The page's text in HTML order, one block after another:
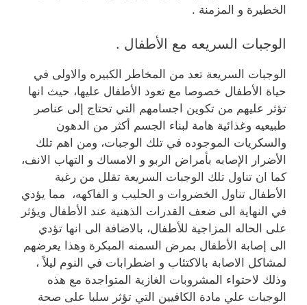
الخطيرة و المزمنة .
الوجبات السريعه مع الأطفال .
الوجبات السريعة تعد من المخاطر الكبيره والاولى في
حياة الأطفال خصوصا مع تعود الأطفال عليها، حيث انها
تؤثر عليهم من تكوين اجسامهم التي تحتاج إلى عناصر
طبيعيه وغذائية هامة لبناء الجسم أكثر من الدهون
والسكريات الموجوده في تلك الوجبات، ومن اهم تلك
الأضرار الإصابه بأمراض الربو و الامساك و التهاب الانف،
كما ان تناول تلك الوجبات السريعة تقلل من رغبة
الأطفال تناول الخضروات و الحليب و الفاكهه، مما يؤدي
في النهاية الى ضعف القدرات الذهنية عند الأطفال ويؤثر
على الحاله المزاجية للأطفال، بالاضافة الى انها تؤدي
الى إصابة الأطفال بمرض السمنه المبكرة وهذا يعرضهم
لمشاكل الاصابة بالاكتئاب و اضطرابات في النوم ليلاً ،
وذلك لاحتواء المشروبات الغازية المتواجدة مع هذه
الوجبات علي مادة الكافيين التي تؤثر سلبا على صحة